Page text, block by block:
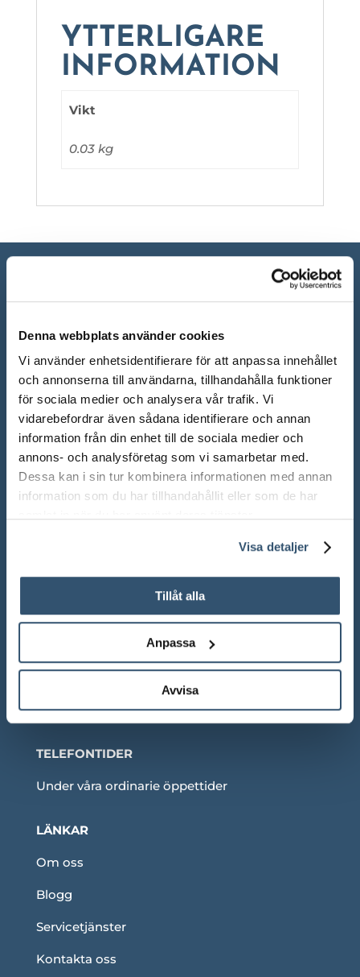
Denna webbplats använder cookies
Vi använder enhetsidentifierare för att anpassa innehållet
och annonserna till användarna, tillhandahålla funktioner
för sociala medier och analysera vår trafik. Vi
vidarebefordrar även sådana identifierare och annan
information från din enhet till de sociala medier och
annons- och analysföretag som vi samarbetar med.
Dessa kan i sin tur kombinera informationen med annan
information som du har tillhandahållit eller som de har
Visa detaljer
Tillåt alla
Anpassa
Avvisa
YTTERLIGARE
INFORMATION
Vikt
0.03 kg
ÖPPETTIDER SHOWROOM
Mån-Fre: 10.00 – 18.00
Lör: 10.00 – 13.00
Telefon: 042 – 22 55 59
TELEFONTIDER
Under våra ordinarie öppettider
LÄNKAR
Om oss
Blogg
Servicetjänster
Kontakta oss